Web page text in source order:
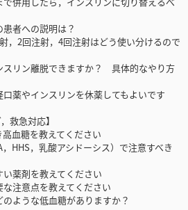
への説明は？
回注射，4回注射はどう使い分けるので
ン離脱できますか？ 具体的なやり方
やインスリンを休薬してもよいです
救急対応】
糖を教えてください
，乳酸アシドーシス）で注意すべき
剤を教えてください
意点を教えてください
うな低血糖がありますか？